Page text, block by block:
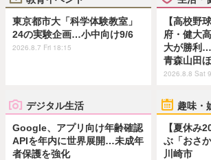
東京都市大「科学体験教室」
24の実験企画…小中向け9/6
2026.8.7 Fri 18:15
【高校野
府・健大
大が勝利
青森山田
2026.8.8 Sat
デジタル生活
Google、アプリ向け年齢確認
APIを年内に世界展開…未成年
者保護を強化
趣味・
【夏休み
ぶ「おさ
川崎市